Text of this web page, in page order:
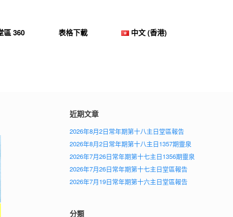
區 360 表格下載 中文 (香港)
近期文章
2026年8月2日常年期第十八主日堂區報告
2026年8月2日常年期第十八主日1357期靈泉
2026年7月26日常年期第十七主日1356期靈泉
2026年7月26日常年期第十七主日堂區報告
2026年7月19日常年期第十六主日堂區報告
分類